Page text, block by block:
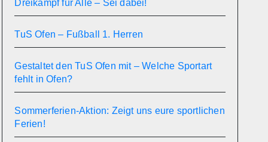
Dreikampf für Alle – Sei dabei!
TuS Ofen – Fußball 1. Herren
Gestaltet den TuS Ofen mit – Welche Sportart
fehlt in Ofen?
Sommerferien-Aktion: Zeigt uns eure sportlichen
Ferien!